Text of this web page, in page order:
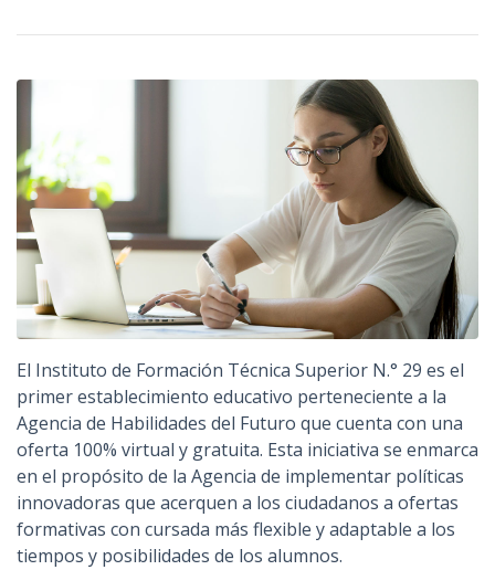
El Instituto de Formación Técnica Superior N.° 29 es el
primer establecimiento educativo perteneciente a la
Agencia de Habilidades del Futuro que cuenta con una
oferta 100% virtual y gratuita. Esta iniciativa se enmarca
en el propósito de la Agencia de implementar políticas
innovadoras que acerquen a los ciudadanos a ofertas
formativas con cursada más flexible y adaptable a los
tiempos y posibilidades de los alumnos.